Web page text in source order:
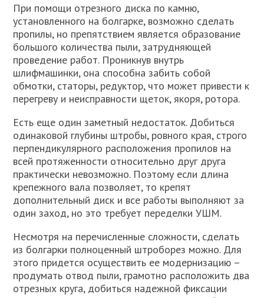
При помощи отрезного диска по камню,
установленного на болгарке, возможно сделать
пропилы, но препятствием является образование
большого количества пыли, затрудняющей
проведение работ. Проникнув внутрь
шлифмашинки, она способна забить собой
обмотки, статоры, редуктор, что может привести к
перегреву и неисправности щеток, якоря, ротора.
Есть еще один заметный недостаток. Добиться
одинаковой глубины штробы, ровного края, строго
перпендикулярного расположения пропилов на
всей протяженности относительно друг друга
практически невозможно. Поэтому если длина
крепежного вала позволяет, то крепят
дополнительный диск и все работы выполняют за
один заход, но это требует переделки УШМ.
Несмотря на перечисленные сложности, сделать
из болгарки полноценный штроборез можно. Для
этого придется осуществить ее модернизацию –
продумать отвод пыли, грамотно расположить два
отрезных круга, добиться надежной фиксации